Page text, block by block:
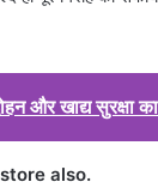
और खाद्य सुरक्षा
also.